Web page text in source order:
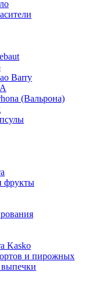
Barry
(Вальрона)
фрукты
Kasko
и пирожных